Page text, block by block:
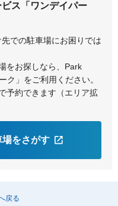
ス「ワンデイパー
での駐車場にお困りでは
をお探しなら、Park
ク」をご利用ください。
予約できます（エリア拡
場をさがす
戻る